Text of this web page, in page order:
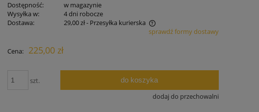
Dostępność:
w magazynie
Wysyłka w:
4 dni robocze
Dostawa:
29,00 zł- Przesyłka kurierska
płatności
sprawdź formy dostawy
Cena: 225,00 zł
szt. do koszyka
dodaj do przechowalni